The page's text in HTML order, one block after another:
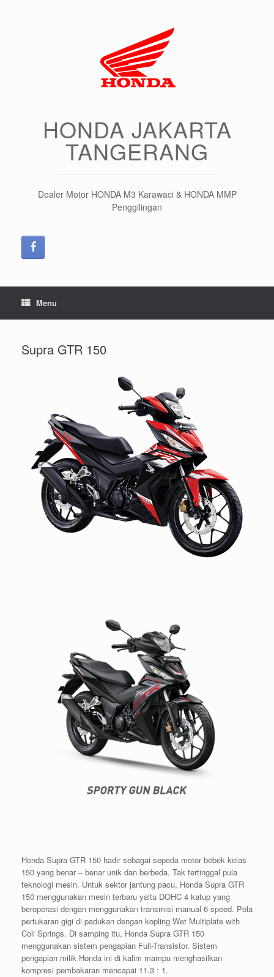
HONDA JAKARTA
TANGERANG
Dealer Motor HONDA M3 Karawaci & HONDA MMP
Penggilingan
Menu
Supra GTR 150
Honda Supra GTR 150 hadir sebagai sepeda motor bebek kelas
150 yang benar – benar unik dan berbeda. Tak tertinggal pula
teknologi mesin. Untuk sektor jantung pacu, Honda Supra GTR
150 menggunakan mesin terbaru yaitu DOHC 4 katup yang
beroperasi dengan menggunakan transmisi manual 6 speed. Pola
pertukaran gigi di padukan dengan kopling Wet Multiplate with
Coil Springs. Di samping itu, Honda Supra GTR 150
menggunakan sistem pengapian Full-Transistor. Sistem
pengapian milik Honda ini di kalim mampu menghasilkan
kompresi pembakaran mencapai 11.3 : 1.